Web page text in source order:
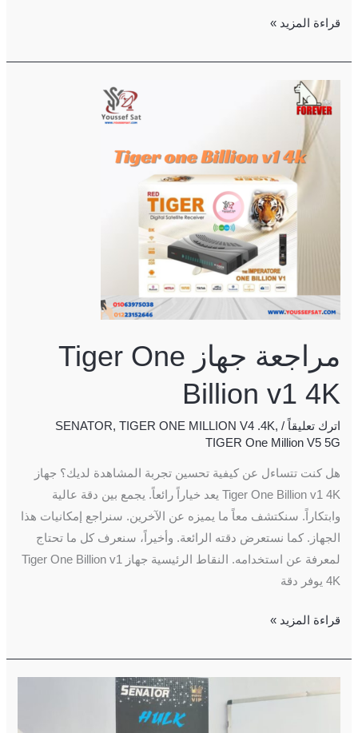
قراءة المزيد »
مراجعة جهاز Tiger One
Billion v1 4K
اترك تعليقاً /
SENATOR, TIGER ONE MILLION V4 .4K,
TIGER One Million V5 5G
هل كنت تتساءل عن كيفية تحسين تجربة المشاهدة لديك؟ جهاز
Tiger One Billion v1 4K يعد خياراً رائعاً. يجمع بين دقة عالية
وابتكاراً. سنكتشف معاً ما يميزه عن الآخرين. سنراجع إمكانيات هذا
الجهاز. كما نستعرض دقته الرائعة. وأخيراً، سنعرف كل ما تحتاج
لمعرفة عن استخدامه. النقاط الرئيسية جهاز Tiger One Billion v1
4K يوفر دقة
مراجعة
جهاز
Tiger
قراءة المزيد »